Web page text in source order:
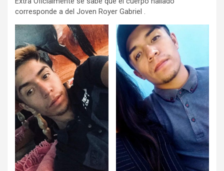
corresponde a del Joven Royer Gabriel .